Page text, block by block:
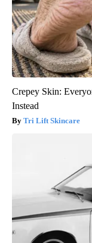
Crepey Skin:
Instead
Tri Lift Skincare